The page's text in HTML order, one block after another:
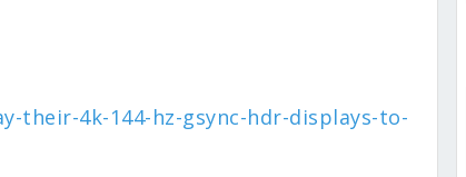
their-4k-144-hz-gsync-hdr-displays-to-